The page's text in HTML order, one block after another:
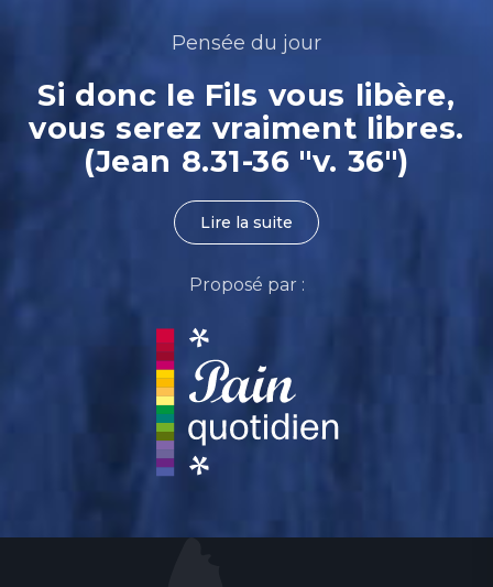
Pensée du jour
Si donc le Fils vous libère,
vous serez vraiment libres.
(Jean 8.31-36 "v. 36")
Lire la suite
Proposé par :